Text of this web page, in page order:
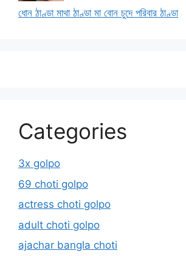
ধোন ঠাণ্ডা মাথা ঠাণ্ডা মা বোন চুদে পরিবার ঠাণ্ডা
Categories
3x golpo
69 choti golpo
actress choti golpo
adult choti golpo
ajachar bangla choti